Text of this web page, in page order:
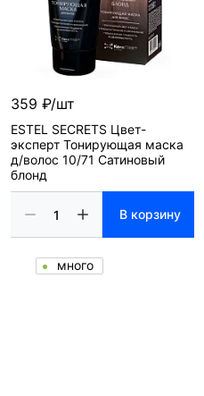
359 ₽/шт
ESTEL SECRETS Цвет-
эксперт Тонирующая маска
д/волос 10/71 Сатиновый
блонд
В корзину
много